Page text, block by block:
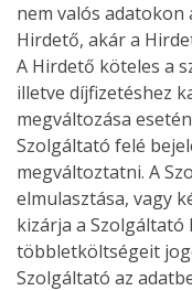
nem valós adatokon
Hirdető, akár a
A Hirdető köteles a
illetve díjfizetéshez
megváltozása
Szolgáltató felé
megváltoztatni. A
elmulasztása, vagy
kizárja a Szolgáltató
többletköltségeit
Szolgáltató az